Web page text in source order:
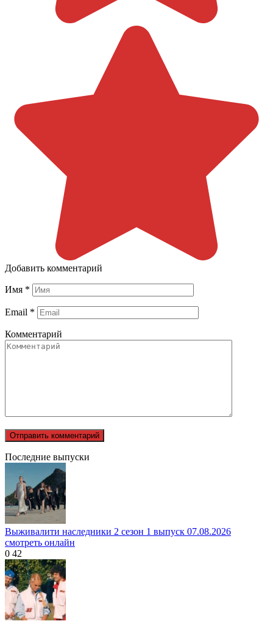
Добавить комментарий
Имя *
Email *
Комментарий
Последние выпуски
Выживалити наследники 2 сезон 1 выпуск 07.08.2026
смотреть онлайн
0 42